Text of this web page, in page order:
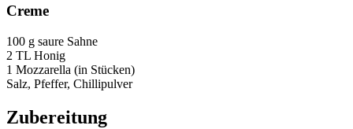
Creme
100 g saure Sahne
2 TL Honig
1 Mozzarella (in Stücken)
Salz, Pfeffer, Chillipulver
Zubereitung